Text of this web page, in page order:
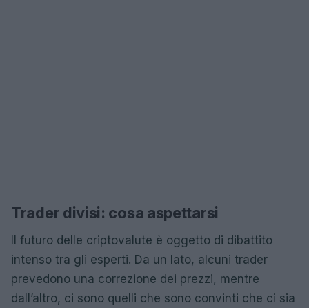
Trader divisi: cosa aspettarsi
Il futuro delle criptovalute è oggetto di dibattito
intenso tra gli esperti. Da un lato, alcuni trader
prevedono una correzione dei prezzi, mentre
dall’altro, ci sono quelli che sono convinti che ci sia